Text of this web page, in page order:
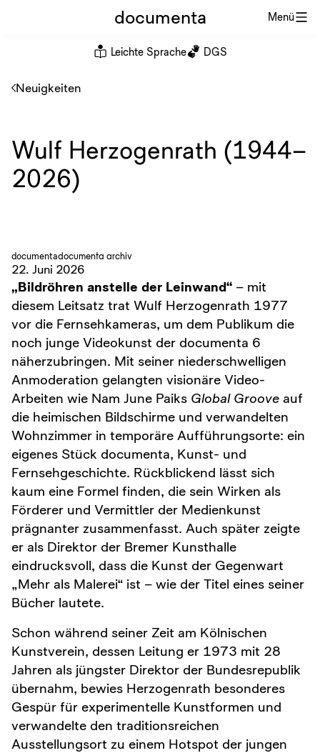
Menü
documenta
Leichte Sprache DGS
Neuigkeiten
Wulf Herzogenrath (1944–
2026)
documentadocumenta archiv
22. Juni 2026
„Bildröhren anstelle der Leinwand“ – mit
diesem Leitsatz trat Wulf Herzogenrath 1977
vor die Fernsehkameras, um dem Publikum die
noch junge Videokunst der documenta 6
näherzubringen. Mit seiner niederschwelligen
Anmoderation gelangten visionäre Video-
Arbeiten wie Nam June Paiks Global Groove auf
die heimischen Bildschirme und verwandelten
Wohnzimmer in temporäre Aufführungsorte: ein
eigenes Stück documenta, Kunst- und
Fernsehgeschichte. Rückblickend lässt sich
kaum eine Formel finden, die sein Wirken als
Förderer und Vermittler der Medienkunst
prägnanter zusammenfasst. Auch später zeigte
er als Direktor der Bremer Kunsthalle
eindrucksvoll, dass die Kunst der Gegenwart
„Mehr als Malerei“ ist – wie der Titel eines seiner
Bücher lautete.
Schon während seiner Zeit am Kölnischen
Kunstverein, dessen Leitung er 1973 mit 28
Jahren als jüngster Direktor der Bundesrepublik
übernahm, bewies Herzogenrath besonderes
Gespür für experimentelle Kunstformen und
verwandelte den traditionsreichen
Ausstellungsort zu einem Hotspot der jungen